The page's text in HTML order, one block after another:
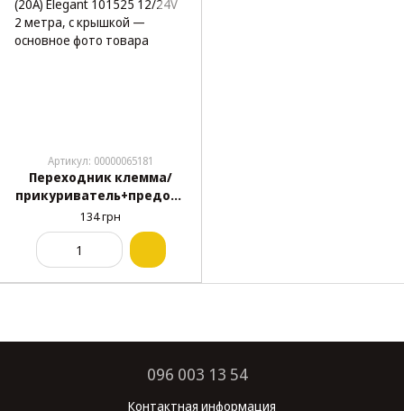
Артикул: 00000065181
Переходник клемма/
прикуриватель+предохр
анитель (20А) Elegant
101525 12/24V 2 метра, с
крышкой
134 грн
096 003 13 54
Контактная информация